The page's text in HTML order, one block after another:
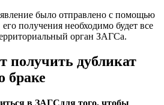
было отправлено с помощью
получения необходимо будет все
орган ЗАГСа.
получить дубликат
браке